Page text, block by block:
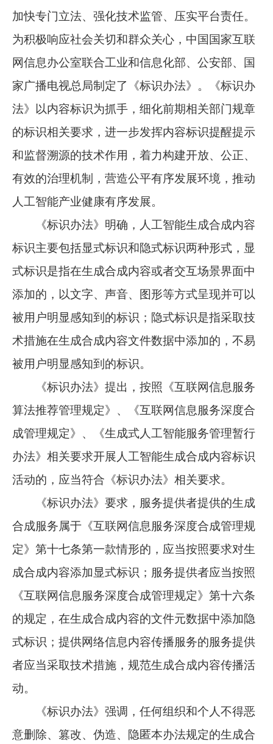
加快专门立法、强化技术监管、压实平台责任。
为积极响应社会关切和群众关心，中国国家互联
网信息办公室联合工业和信息化部、公安部、国
家广播电视总局制定了《标识办法》。《标识办
法》以内容标识为抓手，细化前期相关部门规章
的标识相关要求，进一步发挥内容标识提醒提示
和监督溯源的技术作用，着力构建开放、公正、
有效的治理机制，营造公平有序发展环境，推动
人工智能产业健康有序发展。
《标识办法》明确，人工智能生成合成内容
标识主要包括显式标识和隐式标识两种形式，显
式标识是指在生成合成内容或者交互场景界面中
添加的，以文字、声音、图形等方式呈现并可以
被用户明显感知到的标识；隐式标识是指采取技
术措施在生成合成内容文件数据中添加的，不易
被用户明显感知到的标识。
《标识办法》提出，按照《互联网信息服务
算法推荐管理规定》、《互联网信息服务深度合
成管理规定》、《生成式人工智能服务管理暂行
办法》相关要求开展人工智能生成合成内容标识
活动的，应当符合《标识办法》相关要求。
《标识办法》要求，服务提供者提供的生成
合成服务属于《互联网信息服务深度合成管理规
定》第十七条第一款情形的，应当按照要求对生
成合成内容添加显式标识；服务提供者应当按照
《互联网信息服务深度合成管理规定》第十六条
的规定，在生成合成内容的文件元数据中添加隐
式标识；提供网络信息内容传播服务的服务提供
者应当采取技术措施，规范生成合成内容传播活
动。
《标识办法》强调，任何组织和个人不得恶
意删除、篡改、伪造、隐匿本办法规定的生成合